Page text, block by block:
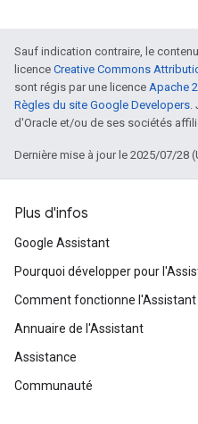
Sauf indication contraire, le
licence Creative Commons
sont régis par une licence Apache
Règles du site Google Developers
d'Oracle et/ou de ses sociétés
Dernière mise à jour le 2025/07/28
Plus d'infos
Google Assistant
Pourquoi développer pour
Comment fonctionne l'Assistant
Annuaire de l'Assistant
Assistance
Communauté